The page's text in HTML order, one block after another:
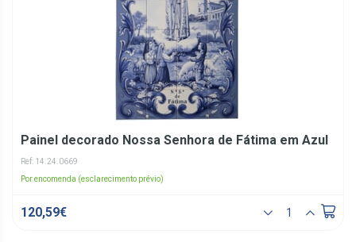
Painel decorado Nossa Senhora de Fátima em Azul
Ref: 14.24.0669
Por encomenda (esclarecimento prévio)
120,59€